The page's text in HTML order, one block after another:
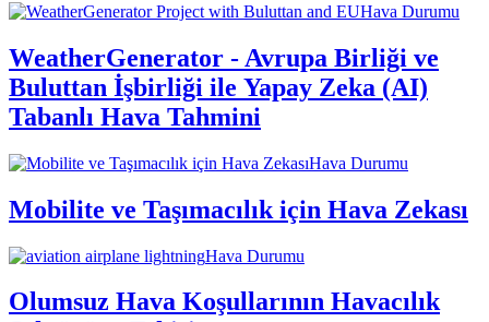
Hava Durumu
WeatherGenerator - Avrupa Birliği ve
Buluttan İşbirliği ile Yapay Zeka (AI)
Tabanlı Hava Tahmini
Hava Durumu
Mobilite ve Taşımacılık için Hava Zekası
Hava Durumu
Olumsuz Hava Koşullarının Havacılık